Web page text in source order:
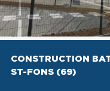
CONSTRUCTION
ST-FONS (69)